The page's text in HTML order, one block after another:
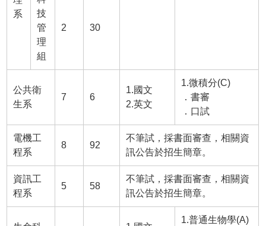
系
技
管
理
組
2 30
公共衛
生系
7 6
1.國文
2.英文
1.微積分(C)
．書審
．口試
電機工
程系
8 92
不筆試，採書面審查，相關資
訊公告於招生簡章。
資訊工
程系
5 58
不筆試，採書面審查，相關資
訊公告於招生簡章。
1.普通生物學(A)